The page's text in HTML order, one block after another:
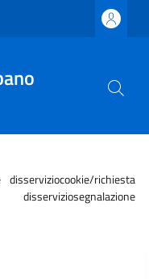
richiesta